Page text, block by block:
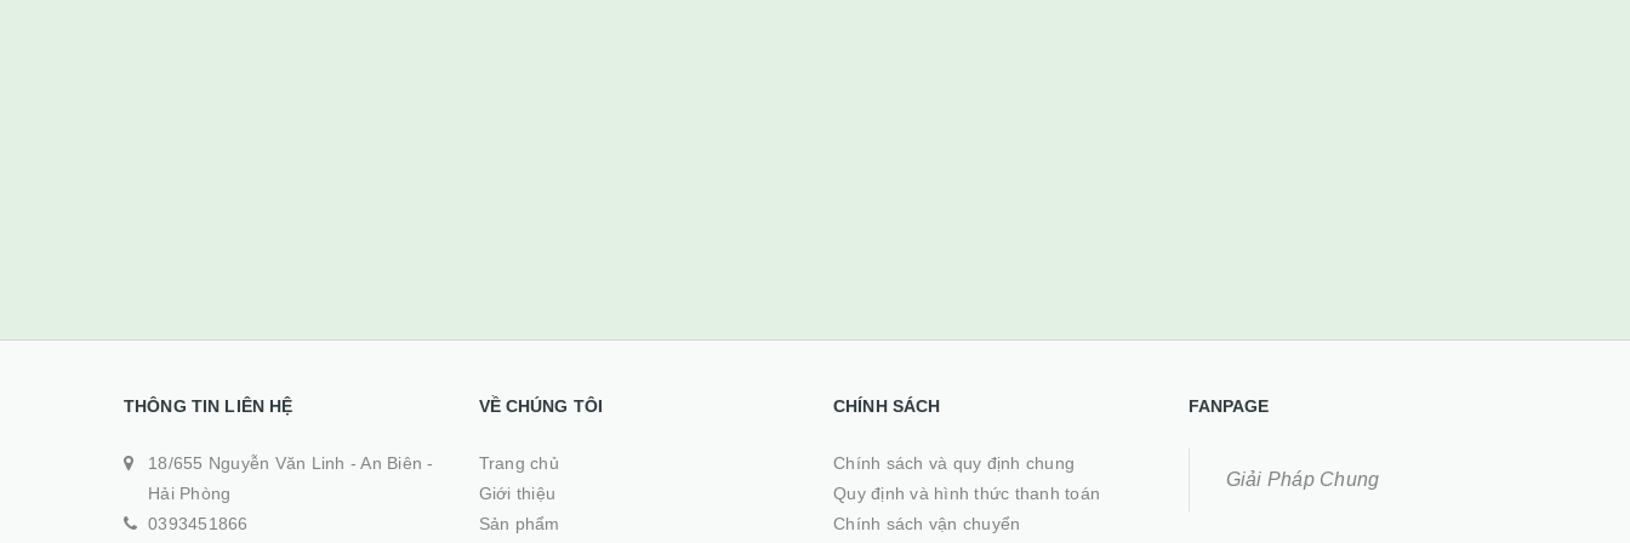
THÔNG TIN LIÊN HỆ
18/655 Nguyễn Văn Linh - An Biên -
Hải Phòng
0393451866
VỀ CHÚNG TÔI
Trang chủ
Giới thiệu
Sản phẩm
CHÍNH SÁCH
Chính sách và quy định chung
Quy định và hình thức thanh toán
Chính sách vận chuyển
FANPAGE
Giải Pháp Chung